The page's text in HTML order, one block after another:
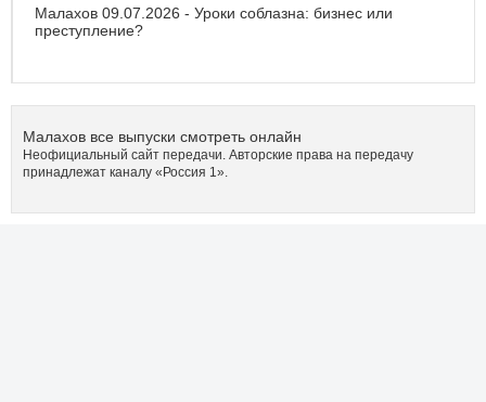
Малахов 09.07.2026 - Уроки соблазна: бизнес или
преступление?
Малахов все выпуски смотреть онлайн
Неофициальный сайт передачи. Авторские права на передачу
принадлежат каналу «Россия 1».